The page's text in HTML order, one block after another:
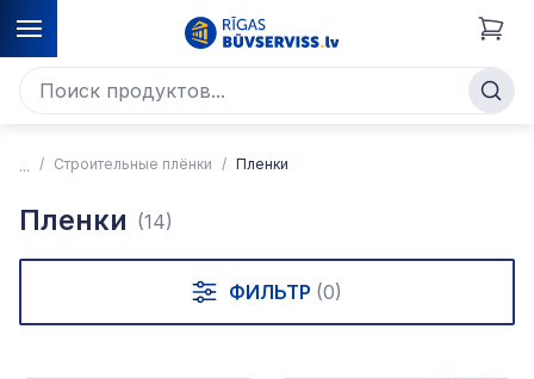
Строительные плёнки Пленки
Пленки (14)
ФИЛЬТР (0)